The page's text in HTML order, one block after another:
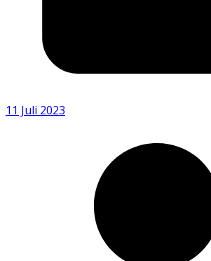
11 Juli 2023